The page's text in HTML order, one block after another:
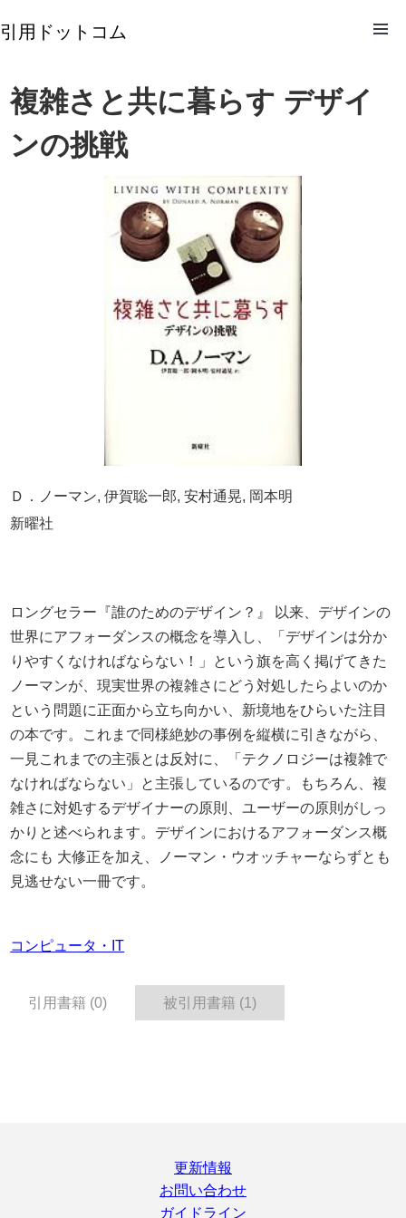
引用ドットコム
複雑さと共に暮らす デザイ
ンの挑戦
Ｄ．ノーマン, 伊賀聡一郎, 安村通晃, 岡本明
新曜社
ロングセラー『誰のためのデザイン？』 以来、デザインの
世界にアフォーダンスの概念を導入し、「デザインは分か
りやすくなければならない！」という旗を高く掲げてきた
ノーマンが、現実世界の複雑さにどう対処したらよいのか
という問題に正面から立ち向かい、新境地をひらいた注目
の本です。これまで同様絶妙の事例を縦横に引きながら、
一見これまでの主張とは反対に、「テクノロジーは複雑で
なければならない」と主張しているのです。もちろん、複
雑さに対処するデザイナーの原則、ユーザーの原則がしっ
かりと述べられます。デザインにおけるアフォーダンス概
念にも 大修正を加え、ノーマン・ウオッチャーならずとも
見逃せない一冊です。
コンピュータ・IT
引用書籍 (0) 被引用書籍 (1)
更新情報
お問い合わせ
ガイドライン